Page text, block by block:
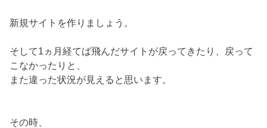
新規サイトを作りましょう。
そして1ヵ月経てば飛んだサイトが戻ってきたり、戻って
こなかったりと、
また違った状況が見えると思います。
その時、